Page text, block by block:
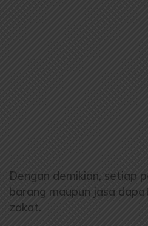
Dengan demikian, setiap
barang maupun jasa
zakat.